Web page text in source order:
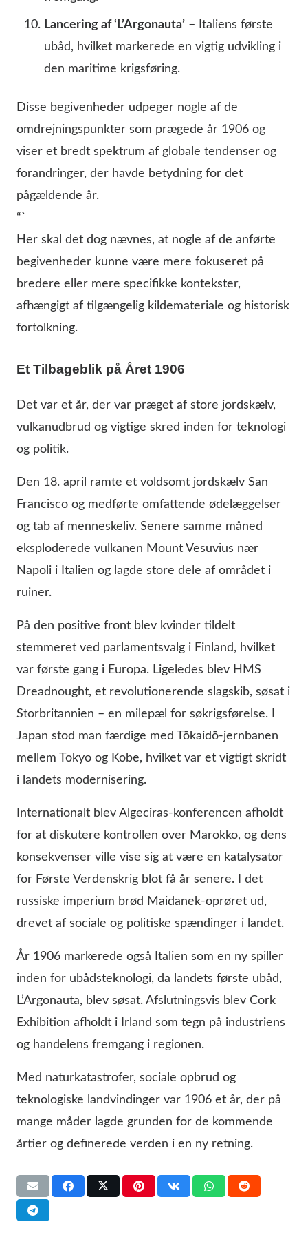
Lancering af ‘L’Argonauta’ – Italiens første
ubåd, hvilket markerede en vigtig udvikling i
den maritime krigsføring.
Disse begivenheder udpeger nogle af de
omdrejningspunkter som prægede år 1906 og
viser et bredt spektrum af globale tendenser og
forandringer, der havde betydning for det
pågældende år.
“`
Her skal det dog nævnes, at nogle af de anførte
begivenheder kunne være mere fokuseret på
bredere eller mere specifikke kontekster,
afhængigt af tilgængelig kildemateriale og historisk
fortolkning.
Et Tilbageblik på Året 1906
Det var et år, der var præget af store jordskælv,
vulkanudbrud og vigtige skred inden for teknologi
og politik.
Den 18. april ramte et voldsomt jordskælv San
Francisco og medførte omfattende ødelæggelser
og tab af menneskeliv. Senere samme måned
eksploderede vulkanen Mount Vesuvius nær
Napoli i Italien og lagde store dele af området i
ruiner.
På den positive front blev kvinder tildelt
stemmeret ved parlamentsvalg i Finland, hvilket
var første gang i Europa. Ligeledes blev HMS
Dreadnought, et revolutionerende slagskib, søsat i
Storbritannien – en milepæl for søkrigsførelse. I
Japan stod man færdige med Tōkaidō-jernbanen
mellem Tokyo og Kobe, hvilket var et vigtigt skridt
i landets modernisering.
Internationalt blev Algeciras-konferencen afholdt
for at diskutere kontrollen over Marokko, og dens
konsekvenser ville vise sig at være en katalysator
for Første Verdenskrig blot få år senere. I det
russiske imperium brød Maidanek-oprøret ud,
drevet af sociale og politiske spændinger i landet.
År 1906 markerede også Italien som en ny spiller
inden for ubådsteknologi, da landets første ubåd,
L’Argonauta, blev søsat. Afslutningsvis blev Cork
Exhibition afholdt i Irland som tegn på industriens
og handelens fremgang i regionen.
Med naturkatastrofer, sociale opbrud og
teknologiske landvindinger var 1906 et år, der på
mange måder lagde grunden for de kommende
årtier og definerede verden i en ny retning.